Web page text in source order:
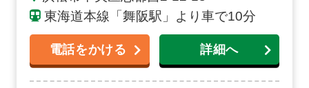
東海道本線「舞阪駅」より車で10分
電話をかける 詳細へ